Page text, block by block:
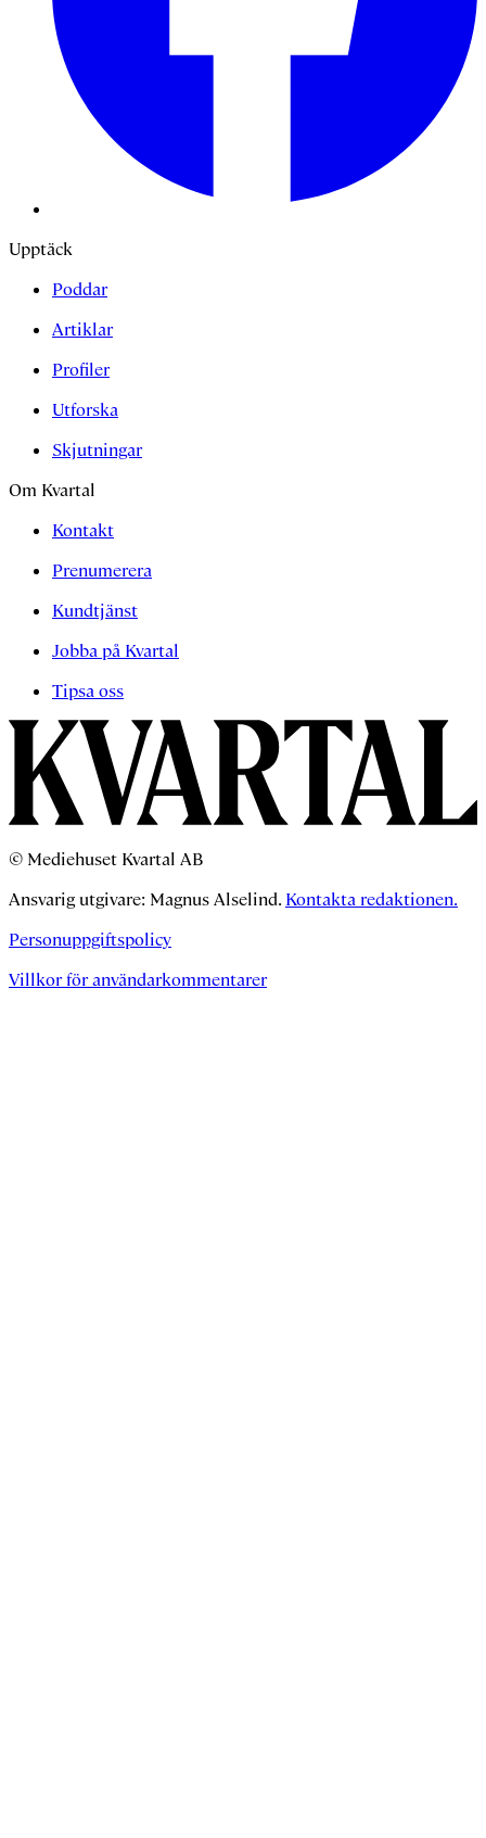
Upptäck
Poddar
Artiklar
Profiler
Utforska
Skjutningar
Om Kvartal
Kontakt
Prenumerera
Kundtjänst
Jobba på Kvartal
Tipsa oss
© Mediehuset Kvartal AB
Ansvarig utgivare: Magnus Alselind. Kontakta redaktionen.
Personuppgiftspolicy
Villkor för användarkommentarer